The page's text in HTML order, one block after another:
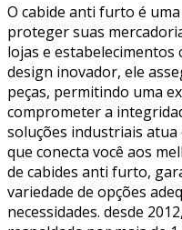
O cabide anti furto é
proteger suas
lojas e estabelecimentos
design inovador, ele
peças, permitindo uma
comprometer a
soluções industriais
que conecta você aos
de cabides anti furto,
variedade de opções
necessidades. desde